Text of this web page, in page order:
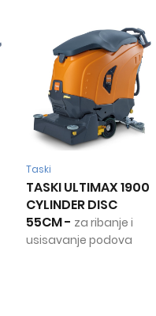
Taski
TASKI ULTIMAX 1900
CYLINDER DISC
55CM- za ribanje i
usisavanje podova